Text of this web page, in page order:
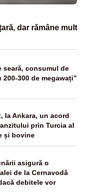
dar rămâne mult
seară, consumul de
300 de megawați”
la Ankara, un acord
prin Turcia al
și bovine
asigură o
de la Cernavodă
debitele vor